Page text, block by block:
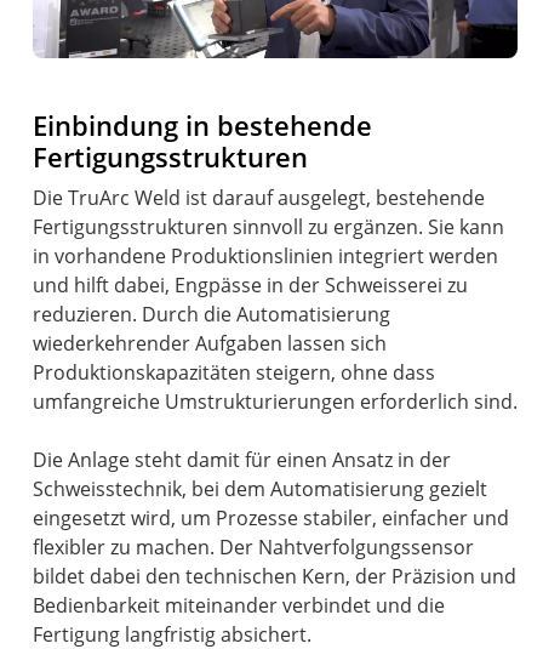
Einbindung in bestehende
Fertigungsstrukturen
Die TruArc Weld ist darauf ausgelegt, bestehende
Fertigungsstrukturen sinnvoll zu ergänzen. Sie kann
in vorhandene Produktionslinien integriert werden
und hilft dabei, Engpässe in der Schweisserei zu
reduzieren. Durch die Automatisierung
wiederkehrender Aufgaben lassen sich
Produktionskapazitäten steigern, ohne dass
umfangreiche Umstrukturierungen erforderlich sind.
Die Anlage steht damit für einen Ansatz in der
Schweisstechnik, bei dem Automatisierung gezielt
eingesetzt wird, um Prozesse stabiler, einfacher und
flexibler zu machen. Der Nahtverfolgungssensor
bildet dabei den technischen Kern, der Präzision und
Bedienbarkeit miteinander verbindet und die
Fertigung langfristig absichert.